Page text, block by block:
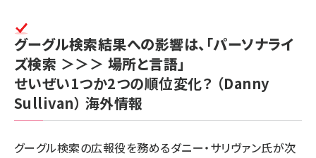
グーグル検索結果への影響は、「パーソナライ
ズ検索 ＞＞＞ 場所と言語」
せいぜい1つか2つの順位変化？ （Danny
Sullivan） 海外情報
グーグル検索の広報役を務めるダニー・サリヴァン氏が次